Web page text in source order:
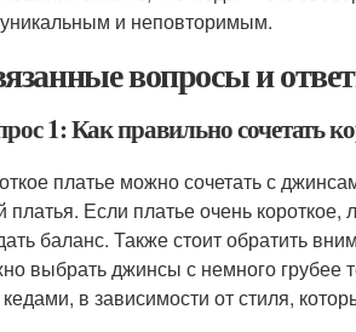
и неповторимым.
вопросы и
1: Как правильно сочетать
платье можно сочетать с
платья. Если платье очень
баланс. Также стоит обратить
выбрать джинсы с немного грубее
в зависимости от стиля,